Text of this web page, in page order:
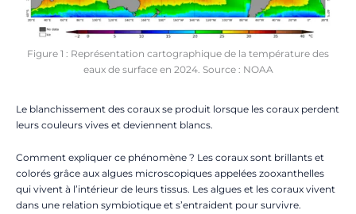
Figure 1 : Représentation cartographique de la température des
eaux de surface en 2024. Source : NOAA
Le blanchissement des coraux se produit lorsque les coraux perdent
leurs couleurs vives et deviennent blancs.
Comment expliquer ce phénomène ? Les coraux sont brillants et
colorés grâce aux algues microscopiques appelées zooxanthelles
qui vivent à l’intérieur de leurs tissus. Les algues et les coraux vivent
dans une relation symbiotique et s’entraident pour survivre.